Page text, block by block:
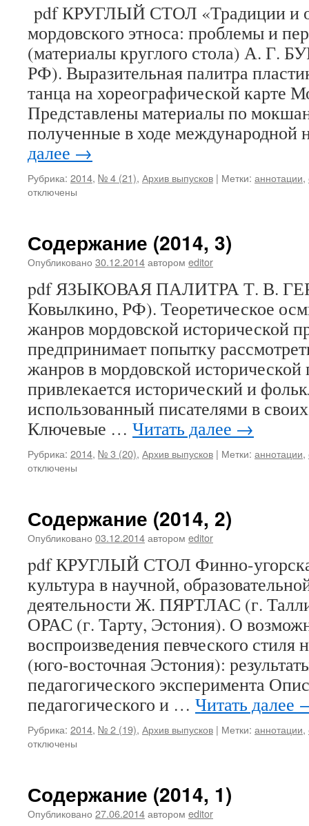
pdf КРУГЛЫЙ СТОЛ «Традиции и
мордовского этноса: проблемы и
(материалы круглого стола) А. Г.
РФ). Выразительная палитра
танца на хореографической карте
Представлены материалы по
полученные в ходе
далее →
Рубрика: 2014, № 4 (21), Архив выпусков | Метки: аннотации,
отключены
Содержание (2014, 3)
Опубликовано 30.12.2014автором editor
pdf ЯЗЫКОВАЯ ПАЛИТРА Т. В.
Ковылкино, РФ). Теоретическое
жанров мордовской исторической
предпринимает попытку
жанров в мордовской исторической
привлекается исторический и
использованный писателями в
Ключевые … Читать далее →
Рубрика: 2014, № 3 (20), Архив выпусков | Метки: аннотации,
отключены
Содержание (2014, 2)
Опубликовано 03.12.2014автором editor
pdf КРУГЛЫЙ СТОЛ Финно-
культура в научной,
деятельности Ж. ПЯРТЛАС (г.
ОРАС (г. Тарту, Эстония). О
воспроизведения певческого стиля
(юго-восточная Эстония):
педагогического эксперимента
педагогического и … Читать далее
Рубрика: 2014, № 2 (19), Архив выпусков | Метки: аннотации,
отключены
Содержание (2014, 1)
Опубликовано 27.06.2014автором editor